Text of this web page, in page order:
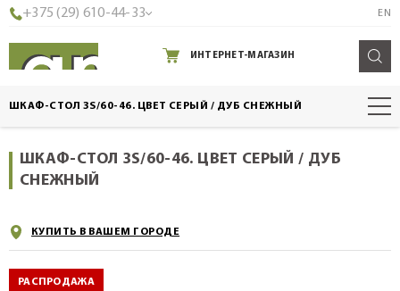
+375 (29) 610-44-33 EN
ИНТЕРНЕТ-МАГАЗИН
ШКАФ-СТОЛ 3S/60-46. ЦВЕТ СЕРЫЙ / ДУБ СНЕЖНЫЙ
ШКАФ-СТОЛ 3S/60-46. ЦВЕТ СЕРЫЙ / ДУБ
СНЕЖНЫЙ
КУПИТЬ В ВАШЕМ ГОРОДЕ